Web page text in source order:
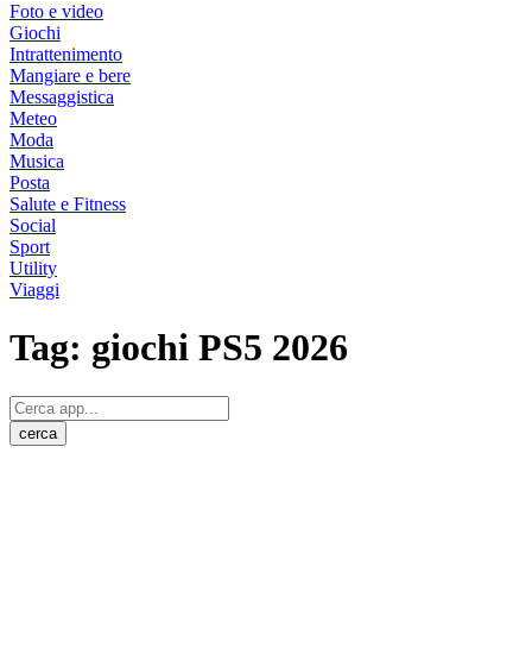
Foto e video
Giochi
Intrattenimento
Mangiare e bere
Messaggistica
Meteo
Moda
Musica
Posta
Salute e Fitness
Social
Sport
Utility
Viaggi
Tag: giochi PS5 2026